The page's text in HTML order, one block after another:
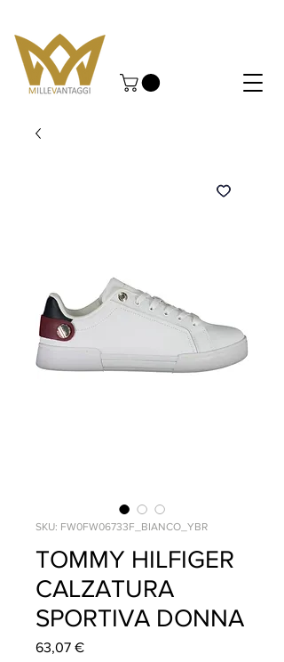
SKU: FW0FW06733F_BIANCO_YBR
TOMMY HILFIGER
CALZATURA
SPORTIVA DONNA
63,07 €Prezzo